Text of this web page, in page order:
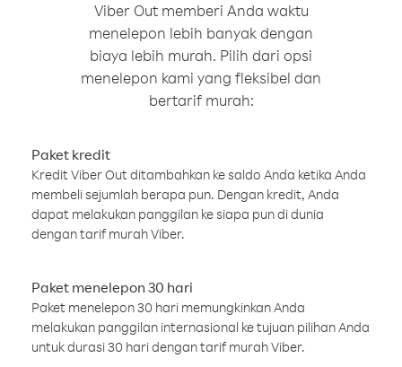
Viber Out memberi Anda waktu
menelepon lebih banyak dengan
biaya lebih murah. Pilih dari opsi
menelepon kami yang fleksibel dan
bertarif murah:
Paket kredit
Kredit Viber Out ditambahkan ke saldo Anda ketika Anda
membeli sejumlah berapa pun. Dengan kredit, Anda
dapat melakukan panggilan ke siapa pun di dunia
dengan tarif murah Viber.
Paket menelepon 30 hari
Paket menelepon 30 hari memungkinkan Anda
melakukan panggilan internasional ke tujuan pilihan Anda
untuk durasi 30 hari dengan tarif murah Viber.